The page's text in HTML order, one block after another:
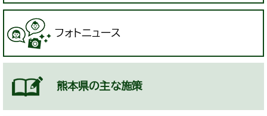
フォトニュース
熊本県の主な施策